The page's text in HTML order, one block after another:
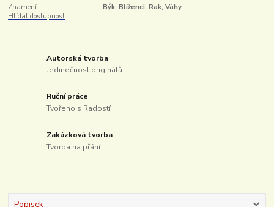
Znamení ::
Býk, Blíženci, Rak, Váhy
Hlídat dostupnost
Autorská tvorba
Jedinečnost originálů
Ruční práce
Tvořeno s Radostí
Zakázková tvorba
Tvorba na přání
Popisek